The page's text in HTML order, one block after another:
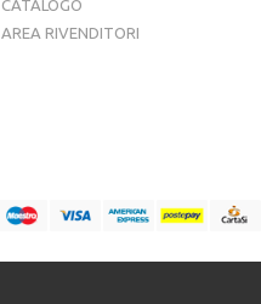
CATALOGO
AREA RIVENDITORI